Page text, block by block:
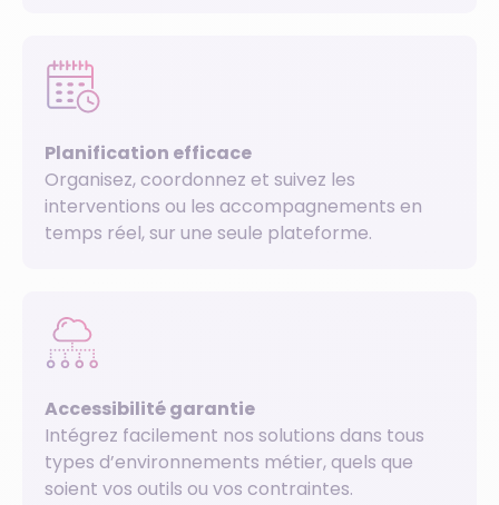
Planification efficace
Organisez, coordonnez et suivez les
interventions ou les accompagnements en
temps réel, sur une seule plateforme.
Accessibilité garantie
Intégrez facilement nos solutions dans tous
types d’environnements métier, quels que
soient vos outils ou vos contraintes.